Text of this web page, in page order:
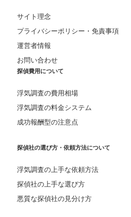
サイト理念
プライバシーポリシー・免責事項
運営者情報
お問い合わせ
探偵費用について
浮気調査の費用相場
浮気調査の料金システム
成功報酬型の注意点
探偵社の選び方・依頼方法について
浮気調査の上手な依頼方法
探偵社の上手な選び方
悪質な探偵社の見分け方